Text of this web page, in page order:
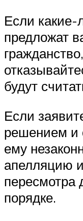
Если какие-
предложат
будут
Если
решением и
ему
апелляцию
пересмотра
порядке.